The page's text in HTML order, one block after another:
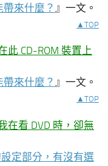
來什麼？ 』一文。
▲TOP
此 CD-ROM 裝置上
來什麼？』一文。
▲TOP
在看 DVD 時，卻無
定部分，有沒有選